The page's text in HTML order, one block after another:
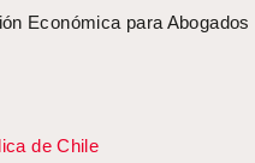
Económica para Abogados
de Chile